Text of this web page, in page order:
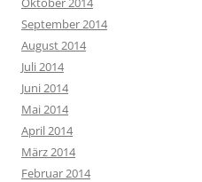
September 2014
August 2014
Juli 2014
Juni 2014
Mai 2014
April 2014
März 2014
Februar 2014